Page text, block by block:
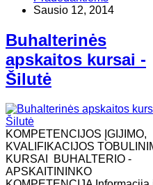
Sausio 12, 2014
Buhalterinės
apskaitos kursai -
Šilutė
KOMPETENCIJOS ĮGIJIMO,
KVALIFIKACIJOS
KURSAI BUHALTERIO -
APSKAITININKO